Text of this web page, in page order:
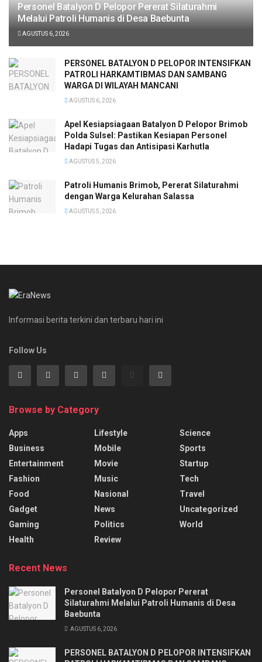
Personel Batalyon D Pelopor Pererat Silaturahmi
Melalui Patroli Humanis di Desa Baebunta
AGUSTUS 6, 2026
PERSONEL BATALYON D PELOPOR INTENSIFKAN
PATROLI HARKAMTIBMAS DAN SAMBANG
WARGA DI WILAYAH MANCANI
AGUSTUS 6, 2026
Apel Kesiapsiagaan Batalyon D Pelopor Brimob
Polda Sulsel: Pastikan Kesiapan Personel
Hadapi Tugas dan Antisipasi Karhutla
AGUSTUS 5, 2026
Patroli Humanis Brimob, Pererat Silaturahmi
dengan Warga Kelurahan Salassa
AGUSTUS 5, 2026
Informasi berita terkini dan terbaru hari ini
Follow Us
Browse by Category
Apps
Business
Entertainment
Fashion
Food
Gadget
Gaming
Health
Lifestyle
Mobile
Movie
Music
Nasional
News
Politics
Review
Science
Sports
Startup
Tech
Travel
Uncategorized
World
Recent News
Personel Batalyon D Pelopor Pererat
Silaturahmi Melalui Patroli Humanis di Desa
Baebunta
AGUSTUS 6, 2026
PERSONEL BATALYON D PELOPOR INTENSIFKAN